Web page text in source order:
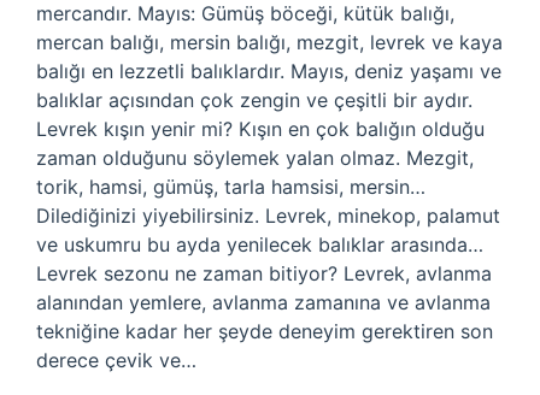
mercandır. Mayıs: Gümüş böceği, kütük balığı,
mercan balığı, mersin balığı, mezgit, levrek ve kaya
balığı en lezzetli balıklardır. Mayıs, deniz yaşamı ve
balıklar açısından çok zengin ve çeşitli bir aydır.
Levrek kışın yenir mi? Kışın en çok balığın olduğu
zaman olduğunu söylemek yalan olmaz. Mezgit,
torik, hamsi, gümüş, tarla hamsisi, mersin…
Dilediğinizi yiyebilirsiniz. Levrek, minekop, palamut
ve uskumru bu ayda yenilecek balıklar arasında…
Levrek sezonu ne zaman bitiyor? Levrek, avlanma
alanından yemlere, avlanma zamanına ve avlanma
tekniğine kadar her şeyde deneyim gerektiren son
derece çevik ve…